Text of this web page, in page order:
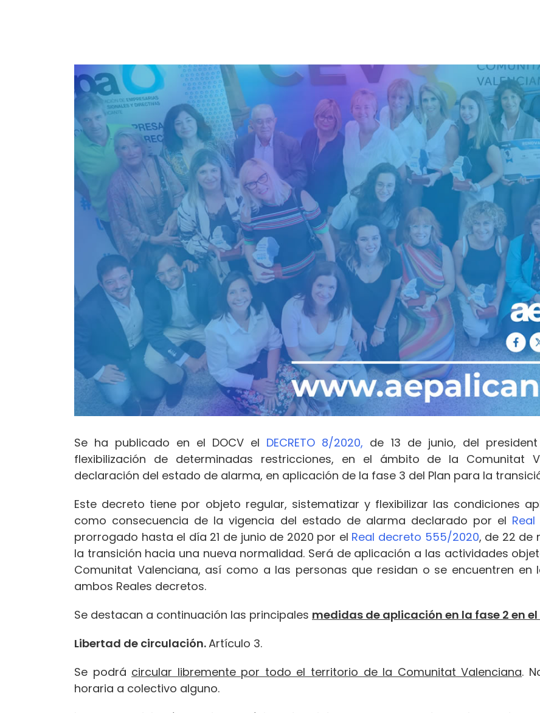
Se ha publicado en el DOCV el DECRETO 8/2020, de 13 de junio, del
flexibilización de determinadas restricciones, en el ámbito de la Comunitat
declaración del estado de alarma, en aplicación de la fase 3 del Plan para la
Este decreto tiene por objeto regular, sistematizar y flexibilizar las condiciones
como consecuencia de la vigencia del estado de alarma declarado por el
prorrogado hasta el día 21 de junio de 2020 por el Real decreto 555/2020, de 22 de
la transición hacia una nueva normalidad. Será de aplicación a las actividades
Comunitat Valenciana, así como a las personas que residan o se encuentren
ambos Reales decretos.
Se destacan a continuación las principales medidas de aplicación en la fase 2 en
Libertad de circulación.Artículo 3.
Se podrá circular libremente por todo el territorio de la Comunitat Valenciana.
horaria a colectivo alguno.